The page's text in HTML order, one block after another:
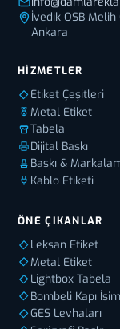
İvedik OSB
Ankara
HIZMETLER
Etiket Çeşitleri
Metal Etiket
Tabela
Dijital Baskı
Baskı &
Kablo Etiketi
ÖNE ÇIKANLAR
Leksan Etiket
Metal Etiket
Lightbox Tabela
Bombeli Kapı
GES Levhaları